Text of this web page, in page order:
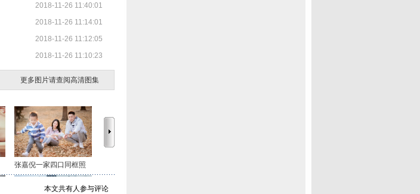
2018-11-26 11:40:01
2018-11-26 11:14:01
2018-11-26 11:12:05
2018-11-26 11:10:23
更多图片请查阅高清图集
张嘉倪一家四口同框照
本文共有人参与评论